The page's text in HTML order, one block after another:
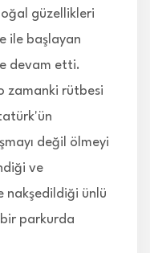
güzellikleri
ile başlayan
devam etti.
zamanki rütbesi
değil ölmeyi
ve
nakşedildiği ünlü
bir parkurda